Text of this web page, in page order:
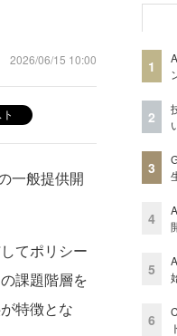
2026/06/15 10:00
一般提供開
てポリシー
課題階層を
特徴とな
1
2
3
4
5
6